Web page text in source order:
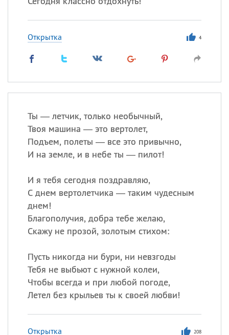
Открытка 4
Ты — летчик, только необычный,
Твоя машина — это вертолет,
Подъем, полеты — все это привычно,
И на земле, и в небе ты — пилот!
И я тебя сегодня поздравляю,
С днем вертолетчика — таким чудесным
днем!
Благополучия, добра тебе желаю,
Скажу не прозой, золотым стихом:
Пусть никогда ни бури, ни невзгоды
Тебя не выбьют с нужной колеи,
Чтобы всегда и при любой погоде,
Летел без крыльев ты к своей любви!
Открытка 208